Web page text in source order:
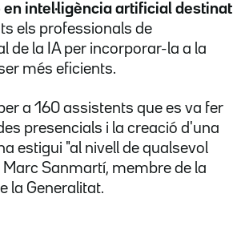
en intel·ligència artificial destinat
els professionals de
de la IA per incorporar-la a la
més eficients.
a 160 assistents que es va fer
presencials i la creació d'una
estigui "al nivell de qualsevol
Sanmartí, membre de la
la Generalitat.